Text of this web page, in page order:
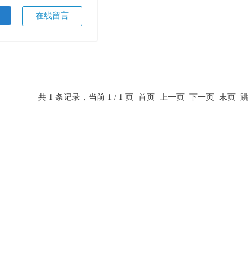
在线留言
共 1 条记录，当前 1 / 1 页 首页 上一页 下一页 末页